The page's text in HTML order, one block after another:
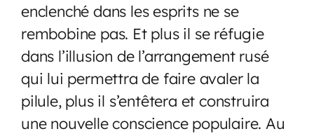
enclenché dans les esprits ne se
rembobine pas. Et plus il se réfugie
dans l’illusion de l’arrangement rusé
qui lui permettra de faire avaler la
pilule, plus il s’entêtera et construira
une nouvelle conscience populaire. Au